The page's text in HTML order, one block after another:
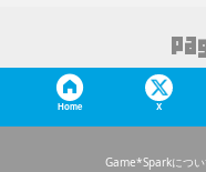
Home X
Game*Sparkについ